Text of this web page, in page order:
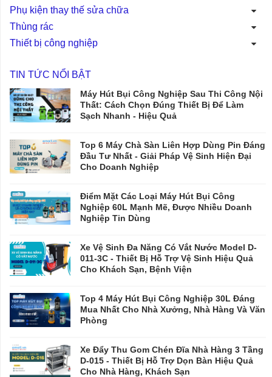
Phụ kiện thay thế sửa chữa
Thùng rác
Thiết bị công nghiệp
TIN TỨC NỔI BẬT
Máy Hút Bụi Công Nghiệp Sau Thi Công Nội
Thất: Cách Chọn Đúng Thiết Bị Để Làm
Sạch Nhanh - Hiệu Quả
Top 6 Máy Chà Sàn Liên Hợp Dùng Pin Đáng
Đầu Tư Nhất - Giải Pháp Vệ Sinh Hiện Đại
Cho Doanh Nghiệp
Điểm Mặt Các Loại Máy Hút Bụi Công
Nghiệp 60L Mạnh Mẽ, Được Nhiều Doanh
Nghiệp Tin Dùng
Xe Vệ Sinh Đa Năng Có Vắt Nước Model D-
011-3C - Thiết Bị Hỗ Trợ Vệ Sinh Hiệu Quả
Cho Khách Sạn, Bệnh Viện
Top 4 Máy Hút Bụi Công Nghiệp 30L Đáng
Mua Nhất Cho Nhà Xưởng, Nhà Hàng Và Văn
Phòng
Xe Đẩy Thu Gom Chén Đĩa Nhà Hàng 3 Tầng
D-015 - Thiết Bị Hỗ Trợ Dọn Bàn Hiệu Quả
Cho Nhà Hàng, Khách Sạn